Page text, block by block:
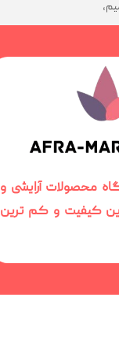
محصولات آرایشی و
کیفیت و کم ترین